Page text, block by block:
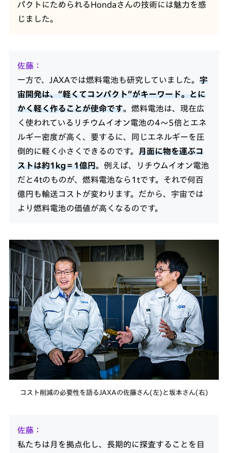
パクトにためられるHondaさんの技術には魅力を感
じました。
佐藤
一方で、JAXAでは燃料電池も研究していました。 宇
宙開発は、“軽くてコンパクト”がキーワード。とに
かく軽く作ることが使命です。燃料電池は、現在広
く使われているリチウムイオン電池の4～5倍とエネ
ルギー密度が高く、要するに、同じエネルギーを圧
倒的に軽く小さくできるのです。 月面に物を運ぶコ
ストは約1kg＝1億円。例えば、リチウムイオン電池
だと4tのものが、燃料電池なら1tです。それで何百
億円も輸送コストが変わります。だから、宇宙では
より燃料電池の価値が高くなるのです。
コスト削減の必要性を語るJAXAの佐藤さん(左)と坂本さん(右)
佐藤
私たちは月を拠点化し、長期的に探査することを目